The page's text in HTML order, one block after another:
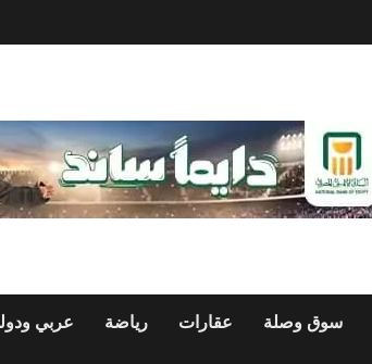
سوق وصلة عقارات رياضة عربي